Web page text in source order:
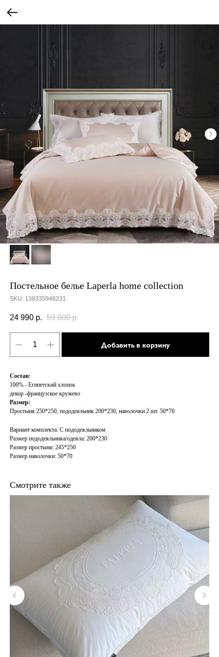
Постельное белье Laperla home collection
SKU: 138335946231
24 990 р. 59 000 р.
Добавить в корзину
Состав:
100% - Египетский хлопок
декор -французское кружево
Размер:
Простыня 250*250, пододеяльник 200*230, наволочки 2 шт. 50*70
Вариант комплекта: С пододеяльником
Размер пододеяльника/одеяла: 200*230
Размер простыни: 245*250
Размер наволочки: 50*70
Смотрите также